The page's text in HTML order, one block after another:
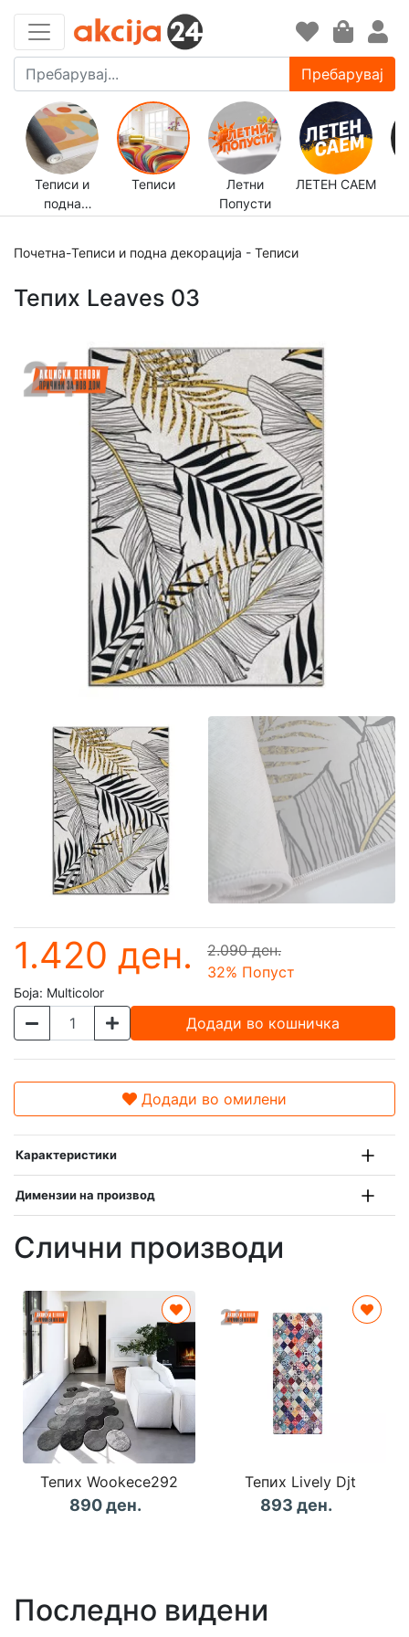
Пребарувај
Теписи и
подна
Теписи
Летни
Попусти
ЛЕТЕН САЕМ
Почетна-Теписи и подна декорација - Теписи
Тепих Leaves 03
1.420 ден.
2.090 ден.
32% Попуст
Боја: Multicolor
Додади во кошничка
Додади во омилени
Карактеристики
Димензии на производ
Слични производи
Тепих Wookece292
890 ден.
Тепих Lively Djt
893 ден.
Последно видени